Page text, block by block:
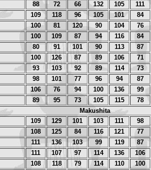
88 72 66 132 105 111
109 118 96 105 101 84
100 81 120 90 104 76
100 109 87 94 116 84
80 91 101 90 113 87
100 126 87 89 106 71
93 103 92 89 114 73
98 101 77 96 94 87
106 76 94 100 136 99
89 95 73 105 115 78
Makushita
109 129 101 103 111 98
108 125 84 116 121 77
111 136 103 99 119 87
111 107 97 114 136 106
108 118 79 114 110 100